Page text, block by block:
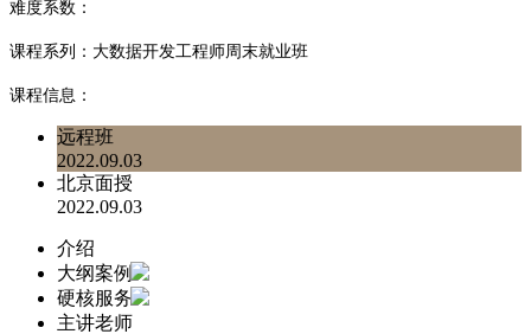
难度系数：
课程系列：大数据开发工程师周末就业班
课程信息：
远程班
2022.09.03
北京面授
2022.09.03
介绍
大纲案例
硬核服务
主讲老师